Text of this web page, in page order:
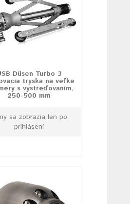
Düsen Turbo 3
tryska na veľké
s vystreďovaním,
250-500 mm
sa zobrazia len po
prihlásení